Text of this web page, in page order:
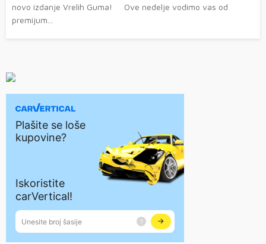
novo izdanje Vrelih Guma! Ove nedelje vodimo vas od
premijum...